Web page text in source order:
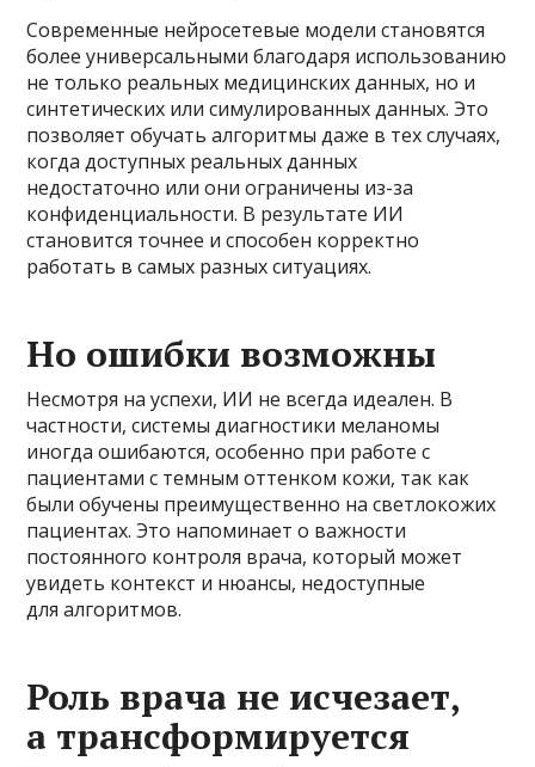
Современные нейросетевые модели становятся
более универсальными благодаря использованию
не только реальных медицинских данных, но и
синтетических или симулированных данных. Это
позволяет обучать алгоритмы даже в тех случаях,
когда доступных реальных данных
недостаточно или они ограничены из-за
конфиденциальности. В результате ИИ
становится точнее и способен корректно
работать в самых разных ситуациях.
Но ошибки возможны
Несмотря на успехи, ИИ не всегда идеален. В
частности, системы диагностики меланомы
иногда ошибаются, особенно при работе с
пациентами с темным оттенком кожи, так как
были обучены преимущественно на светлокожих
пациентах. Это напоминает о важности
постоянного контроля врача, который может
увидеть контекст и нюансы, недоступные
для алгоритмов.
Роль врача не исчезает,
а трансформируется